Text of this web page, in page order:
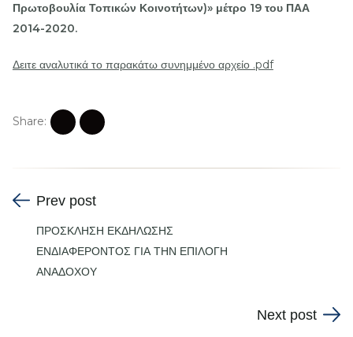
Πρωτοβουλία Τοπικών Κοινοτήτων)» μέτρο 19 του ΠΑΑ
2014-2020.
Δειτε αναλυτικά το παρακάτω συνημμένο αρχείο .pdf
Share:
Prev post
ΠΡΟΣΚΛΗΣΗ ΕΚΔΗΛΩΣΗΣ
ΕΝΔΙΑΦΕΡΟΝΤΟΣ ΓΙΑ ΤΗΝ ΕΠΙΛΟΓΗ
ΑΝΑΔΟΧΟΥ
Next post